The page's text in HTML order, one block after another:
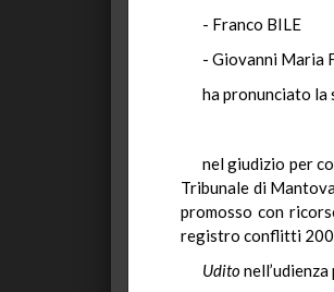
- Franco BILE
- Giovanni
ha pronunciato la
nel giudizio per
Tribunale di
promosso con
registro conflitti
Udito